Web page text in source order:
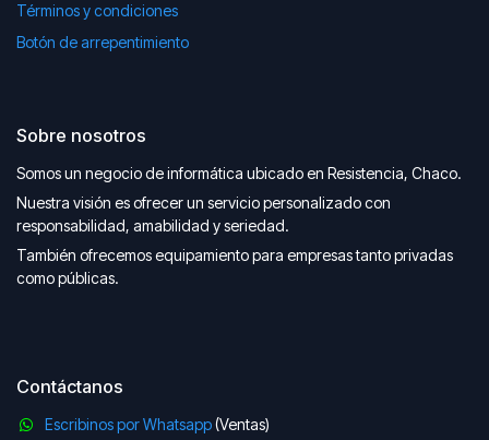
Términos y condiciones
Botón de arrepentimiento
Sobre nosotros
Somos un negocio de informática ubicado en Resistencia, Chaco.
Nuestra visión es ofrecer un servicio personalizado con
responsabilidad, amabilidad y seriedad.
También ofrecemos equipamiento para empresas tanto privadas
como públicas.
Contáctanos
Escribinos por Whatsapp(Ventas)